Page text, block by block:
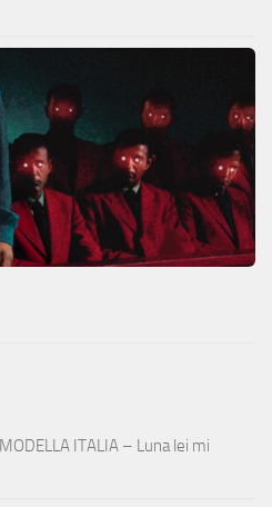
ITALIA – Luna lei mi